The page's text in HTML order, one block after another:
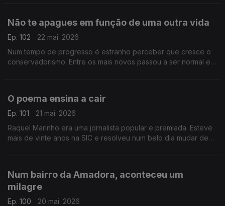
Não te apagues em função de uma outra vida
Ep. 102
22 mai. 2026
Num tempo de progresso é estranho perceber que cresce o
conservadorismo. Entre os mais novos passou a ser normal e
O poema ensina a cair
Ep. 101
21 mai. 2026
Raquel Marinho era uma jornalista popular e premiada. Esteve
mais de vinte anos na SIC e resolveu num belo dia mudar de
Num bairro da Amadora, aconteceu um
milagre
Ep. 100
20 mai. 2026